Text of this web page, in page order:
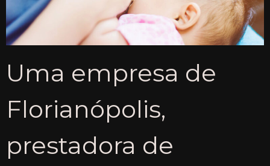
Uma empresa de
Florianópolis,
prestadora de